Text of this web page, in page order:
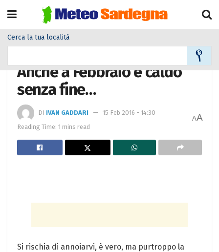
Cerca la tua località
Anche a Febbraio è caldo
senza fine…
DI IVAN GADDARI
15 Feb 2016 - 14:30
Reading Time: 1 mins read
AA
Si rischia di annoiarvi, è vero, ma purtroppo la